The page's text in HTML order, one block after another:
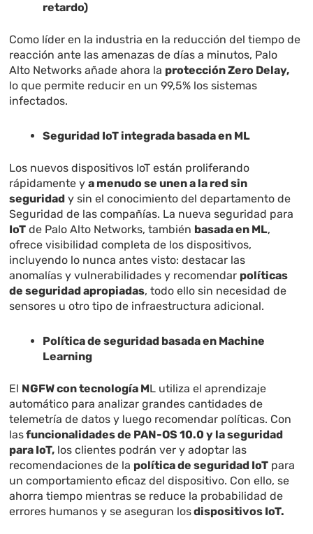
retardo)
Como líder en la industria en la reducción del tiempo de
reacción ante las amenazas de días a minutos, Palo
Alto Networks añade ahora la protección Zero Delay,
lo que permite reducir en un 99,5% los sistemas
infectados.
Seguridad IoT integrada basada en ML
Los nuevos dispositivos IoT están proliferando
rápidamente ya menudo se unen a la red sin
seguridad y sin el conocimiento del departamento de
Seguridad de las compañías. La nueva seguridad para
IoT de Palo Alto Networks, también basada en ML,
ofrece visibilidad completa de los dispositivos,
incluyendo lo nunca antes visto: destacar las
anomalías y vulnerabilidades y recomendar políticas
de seguridad apropiadas, todo ello sin necesidad de
sensores u otro tipo de infraestructura adicional.
Política de seguridad basada en Machine
Learning
El NGFW con tecnología ML utiliza el aprendizaje
automático para analizar grandes cantidades de
telemetría de datos y luego recomendar políticas. Con
lasfuncionalidades de PAN-OS 10.0 y la seguridad
para IoT, los clientes podrán ver y adoptar las
recomendaciones de la política de seguridad IoT para
un comportamiento eficaz del dispositivo. Con ello, se
ahorra tiempo mientras se reduce la probabilidad de
errores humanos y se aseguran losdispositivos IoT.